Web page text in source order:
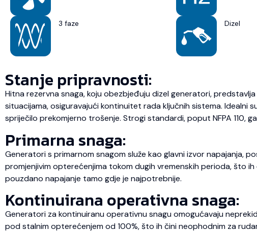
3 faze Dizel
Stanje pripravnosti:
Hitna rezervna snaga, koju obezbjeđuju dizel generatori,
situacijama, osiguravajući kontinuitet rada ključnih sistema.
spriječilo prekomjerno trošenje. Strogi standardi, poput NFPA 110,
Primarna snaga:
Generatori s primarnom snagom služe kao glavni izvor napajanja,
promjenjivim opterećenjima tokom dugih vremenskih perioda, što
pouzdano napajanje tamo gdje je najpotrebnije.
Kontinuirana operativna snaga:
Generatori za kontinuiranu operativnu snagu omogućavaju
pod stalnim opterećenjem od 100%, što ih čini neophodnim za